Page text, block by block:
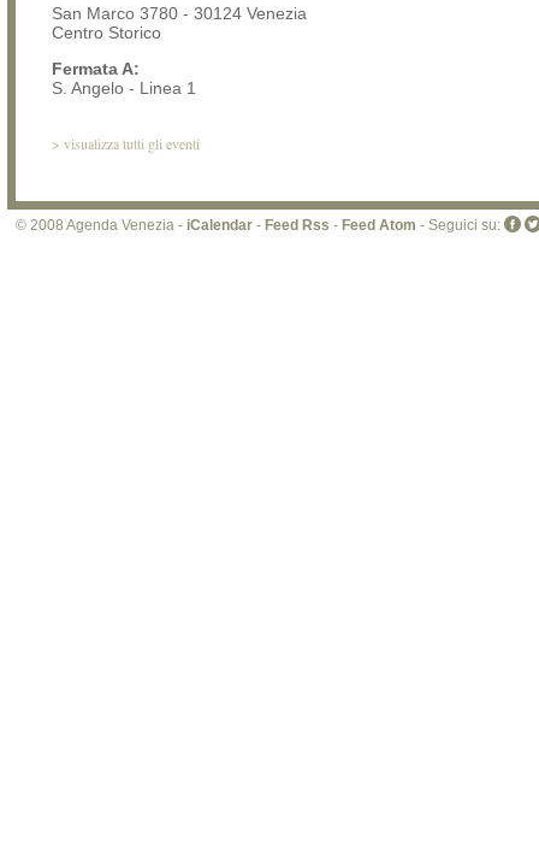
San Marco 3780 - 30124 Venezia
Centro Storico
Fermata A:
S. Angelo - Linea 1
> visualizza tutti gli eventi
© 2008 Agenda Venezia - iCalendar - Feed Rss - Feed Atom - Seguici su: